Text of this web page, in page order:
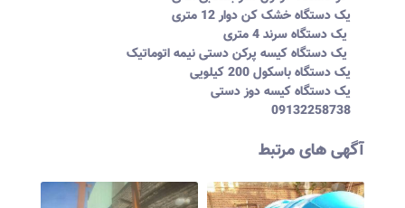
یک دستگاه خشک کن دوار 12 متری
یک دستگاه باسکول 200 کیلویی
یک دستگاه کیسه دوز دستی
09132258738
آگهی های مرتبط